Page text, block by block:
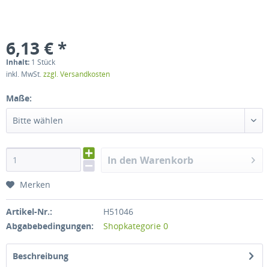
6,13 € *
Inhalt: 1 Stück
inkl. MwSt.zzgl. Versandkosten
Maße:
Bitte wählen
In den Warenkorb
Merken
Artikel-Nr.:
H51046
Abgabebedingungen:
Shopkategorie 0
Beschreibung